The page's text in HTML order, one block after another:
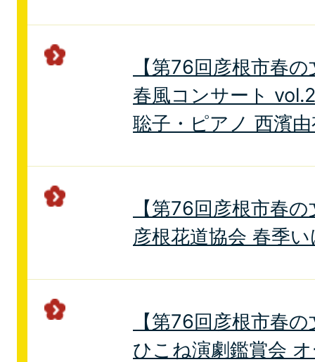
【第76回彦根市春
春風コンサート
聡子・ピアノ 西濱
【第76回彦根市春
彦根花道協会 春季
【第76回彦根市春
ひこね演劇鑑賞会